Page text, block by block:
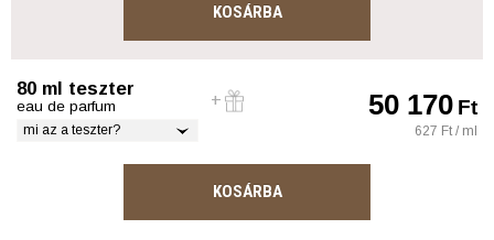
KOSÁRBA
80 ml teszter
eau de parfum
mi az a teszter?
50 170Ft
627 Ft / ml
KOSÁRBA